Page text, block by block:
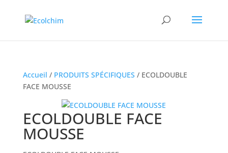
Accueil / PRODUITS SPÉCIFIQUES / ECOLDOUBLE
FACE MOUSSE
ECOLDOUBLE FACE
MOUSSE